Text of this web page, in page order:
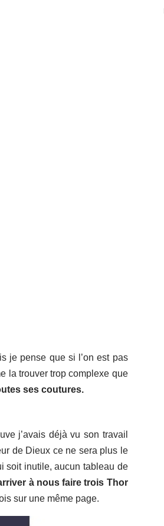
je pense que si l’on est pas
la trouver trop complexe que
ses coutures.
j’avais déjà vu son travail
de Dieux ce ne sera plus le
soit inutile, aucun tableau de
à nous faire trois Thor
sur une même page.